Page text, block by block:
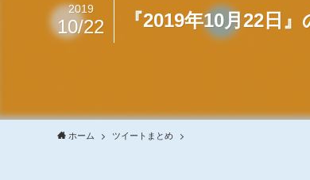
『2019年10月22日
2019
10/22
ホーム ツイートまとめ